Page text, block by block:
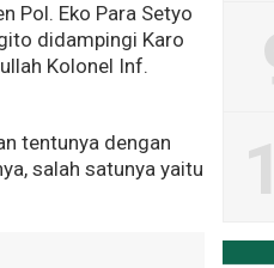
Pol. Eko Para Setyo
didampingi Karo
Kolonel Inf.
tentunya dengan
salah satunya yaitu